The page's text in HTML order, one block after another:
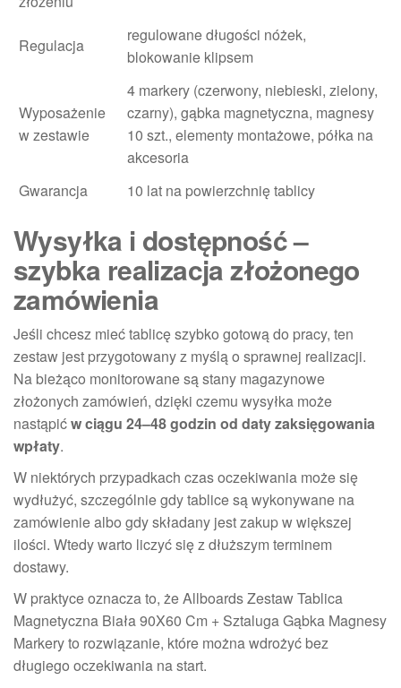
Regulacja
regulowane długości nóżek,
blokowanie klipsem
Wyposażenie
w zestawie
4 markery (czerwony, niebieski, zielony,
czarny), gąbka magnetyczna, magnesy
10 szt., elementy montażowe, półka na
akcesoria
Gwarancja
10 lat na powierzchnię tablicy
Wysyłka i dostępność –
szybka realizacja złożonego
zamówienia
Jeśli chcesz mieć tablicę szybko gotową do pracy, ten
zestaw jest przygotowany z myślą o sprawnej realizacji.
Na bieżąco monitorowane są stany magazynowe
złożonych zamówień, dzięki czemu wysyłka może
nastąpićw ciągu 24–48 godzin od daty zaksięgowania
wpłaty.
W niektórych przypadkach czas oczekiwania może się
wydłużyć, szczególnie gdy tablice są wykonywane na
zamówienie albo gdy składany jest zakup w większej
ilości. Wtedy warto liczyć się z dłuższym terminem
dostawy.
W praktyce oznacza to, że Allboards Zestaw Tablica
Magnetyczna Biała 90X60 Cm + Sztaluga Gąbka Magnesy
Markery to rozwiązanie, które można wdrożyć bez
długiego oczekiwania na start.